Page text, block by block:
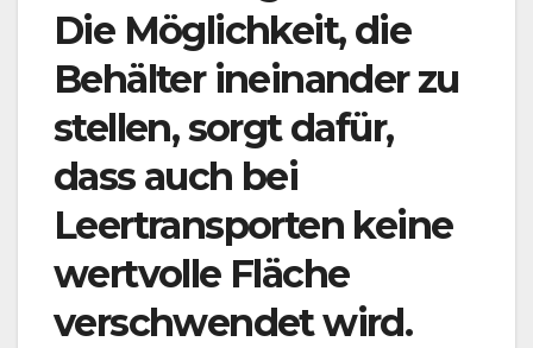
Die Möglichkeit, die
Behälter ineinander zu
stellen, sorgt dafür,
dass auch bei
Leertransporten keine
wertvolle Fläche
verschwendet wird.